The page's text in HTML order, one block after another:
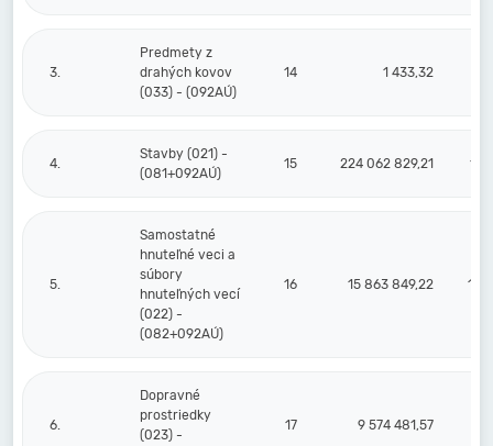
3.
Predmety z
drahých kovov
(033) - (092AÚ)
14 1 433,32
4.
Stavby (021) -
(081+092AÚ)
15 224 062 829,21 117
5.
Samostatné
hnuteľné veci a
súbory
hnuteľných vecí
(022) -
(082+092AÚ)
16 15 863 849,22 13
6.
Dopravné
prostriedky
(023) -
17 9 574 481,57